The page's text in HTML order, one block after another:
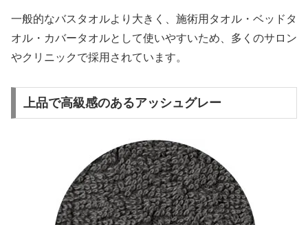
一般的なバスタオルより大きく、施術用タオル・ベッドタ
オル・カバータオルとして使いやすいため、多くのサロン
やクリニックで採用されています。
上品で高級感のあるアッシュグレー